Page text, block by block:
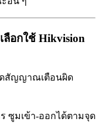
อกใช้ Hikvision
ดสัญญาณเตือนผิด
ซูมเข้า-ออกได้ตามจุด